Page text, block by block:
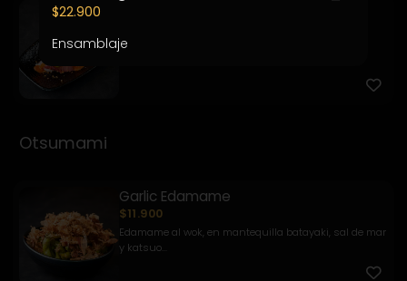
Pesca del día, salsa kemuri, chalaquita, palta y
Otsumami
Garlic Edamame
$11.900
Edamame al wok, en mantequilla batayaki, sal de mar
y katsuo...
$22.900
Ensamblaje